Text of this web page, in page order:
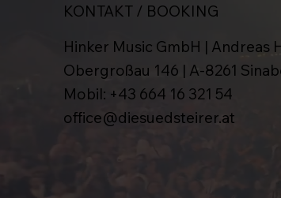
KONTAKT / BOOKING
Hinker Music GmbH | Andreas
Obergroßau 146 | A-8261
Mobil: +43 664 16 321 54
office@diesuedsteirer.at